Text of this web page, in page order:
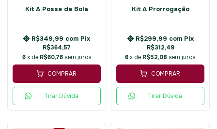
Kit A Posse de Bola
R$364,57
R$349,99 com Pix
6 x de R$60,76 sem juros
COMPRAR
Tirar Dúvida
Kit A Prorrogação
R$312,49
R$299,99 com Pix
6x de R$52,08 sem juros
COMPRAR
Tirar Dúvida